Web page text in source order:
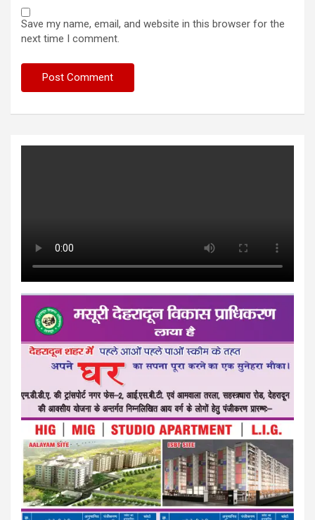
Save my name, email, and website in this browser for the
next time I comment.